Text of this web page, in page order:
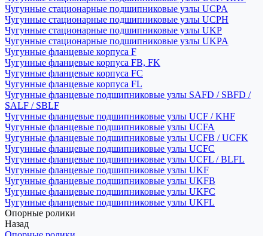
Чугунные стационарные подшипниковые узлы UCPA
Чугунные стационарные подшипниковые узлы UCPH
Чугунные стационарные подшипниковые узлы UKP
Чугунные стационарные подшипниковые узлы UKPA
Чугунные фланцевые корпуса F
Чугунные фланцевые корпуса FB, FK
Чугунные фланцевые корпуса FC
Чугунные фланцевые корпуса FL
Чугунные фланцевые подшипниковые узлы SAFD / SBFD /
SALF / SBLF
Чугунные фланцевые подшипниковые узлы UCF / KHF
Чугунные фланцевые подшипниковые узлы UCFA
Чугунные фланцевые подшипниковые узлы UCFB / UCFK
Чугунные фланцевые подшипниковые узлы UCFC
Чугунные фланцевые подшипниковые узлы UCFL / BLFL
Чугунные фланцевые подшипниковые узлы UKF
Чугунные фланцевые подшипниковые узлы UKFB
Чугунные фланцевые подшипниковые узлы UKFC
Чугунные фланцевые подшипниковые узлы UKFL
Опорные ролики
Назад